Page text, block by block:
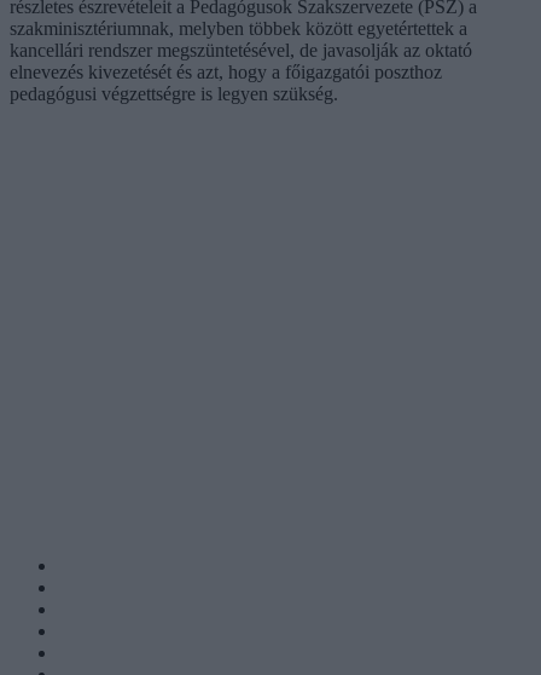
részletes észrevételeit a Pedagógusok Szakszervezete (PSZ) a
szakminisztériumnak, melyben többek között egyetértettek a
kancellári rendszer megszüntetésével, de javasolják az oktató
elnevezés kivezetését és azt, hogy a főigazgatói poszthoz
pedagógusi végzettségre is legyen szükség.